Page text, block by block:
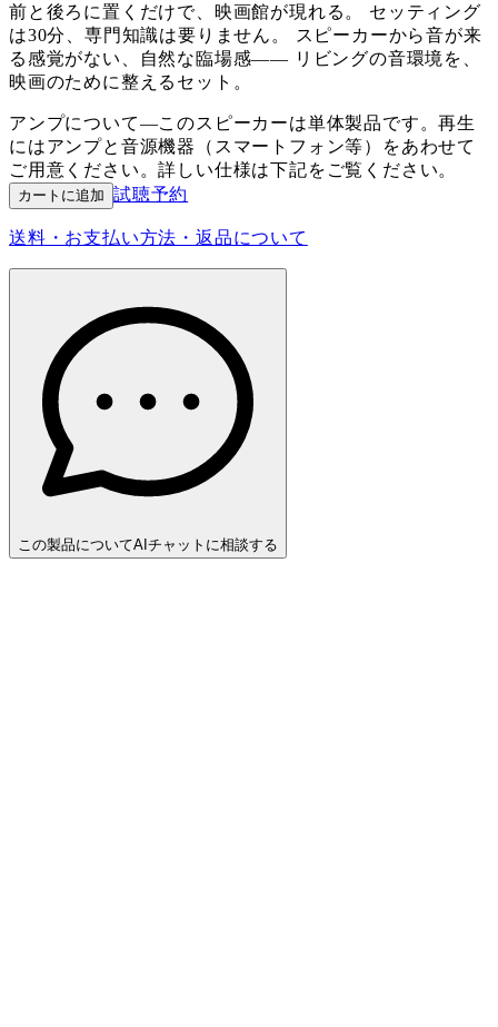
前と後ろに置くだけで、映画館が現れる。 セッティング
は30分、専門知識は要りません。 スピーカーから音が来
る感覚がない、自然な臨場感—— リビングの音環境を、
映画のために整えるセット。
アンプについて—このスピーカーは単体製品です。再生
にはアンプと音源機器（スマートフォン等）をあわせて
ご用意ください。詳しい仕様は下記をご覧ください。
カートに追加 試聴予約
送料・お支払い方法・返品について
この製品についてAIチャットに相談する